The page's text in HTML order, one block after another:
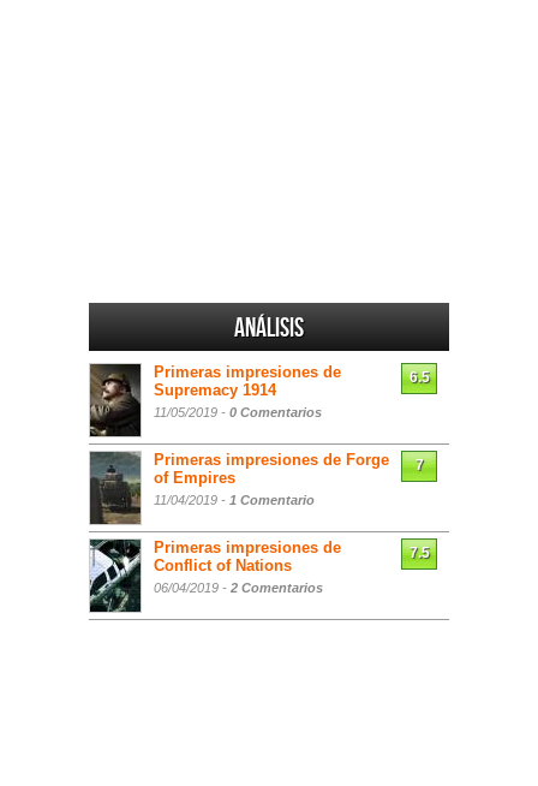
Análisis
Primeras impresiones de
Supremacy 1914
11/05/2019 - 0 Comentarios
6.5
Primeras impresiones de Forge
of Empires
11/04/2019 - 1 Comentario
7
Primeras impresiones de
Conflict of Nations
06/04/2019 - 2 Comentarios
7.5